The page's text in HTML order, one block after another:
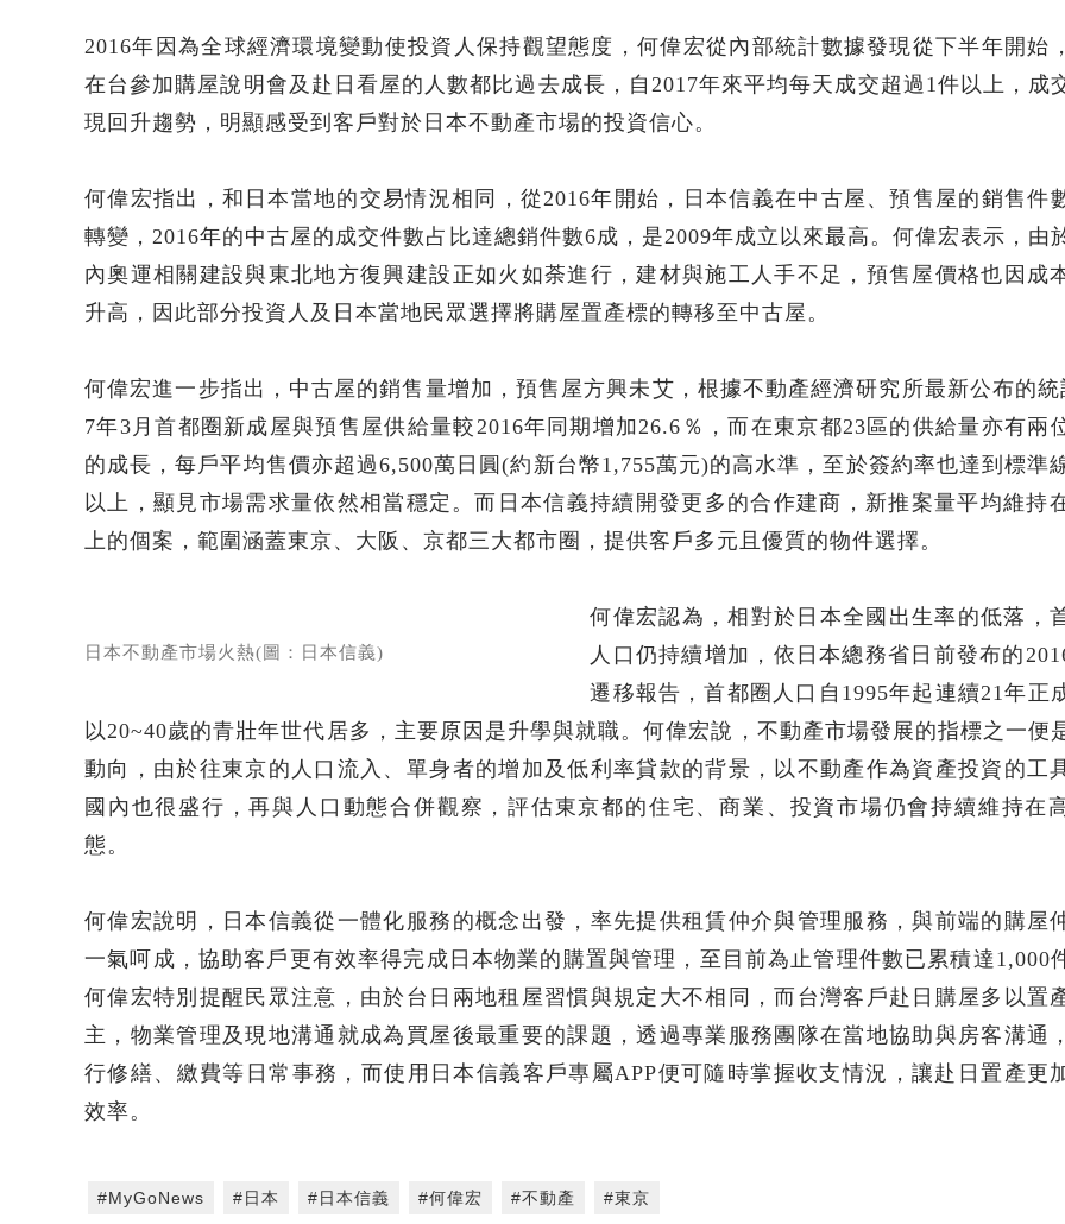
2016年因為全球經濟環境變動使投資人保持觀望態度，何偉宏從內部統計數據發現從下半年開始
在台參加購屋說明會及赴日看屋的人數都比過去成長，自2017年來平均每天成交超過1件以上，成
現回升趨勢，明顯感受到客戶對於日本不動產市場的投資信心。
何偉宏指出，和日本當地的交易情況相同，從2016年開始，日本信義在中古屋、預售屋的銷售件
轉變，2016年的中古屋的成交件數占比達總銷件數6成，是2009年成立以來最高。何偉宏表示，由
內奧運相關建設與東北地方復興建設正如火如荼進行，建材與施工人手不足，預售屋價格也因成
升高，因此部分投資人及日本當地民眾選擇將購屋置產標的轉移至中古屋。
何偉宏進一步指出，中古屋的銷售量增加，預售屋方興未艾，根據不動產經濟研究所最新公布的統
7年3月首都圈新成屋與預售屋供給量較2016年同期增加26.6％，而在東京都23區的供給量亦有兩
的成長，每戶平均售價亦超過6,500萬日圓(約新台幣1,755萬元)的高水準，至於簽約率也達到標準
以上，顯見市場需求量依然相當穩定。而日本信義持續開發更多的合作建商，新推案量平均維持
上的個案，範圍涵蓋東京、大阪、京都三大都市圈，提供客戶多元且優質的物件選擇。
日本不動產市場火熱(圖：日本信義)
何偉宏認為，相對於日本全國出生率的低落，
人口仍持續增加，依日本總務省日前發布的
遷移報告，首都圈人口自1995年起連續21年正
以20~40歲的青壯年世代居多，主要原因是升學與就職。何偉宏說，不動產市場發展的指標之一便
動向，由於往東京的人口流入、單身者的增加及低利率貸款的背景，以不動產作為資產投資的工
國內也很盛行，再與人口動態合併觀察，評估東京都的住宅、商業、投資市場仍會持續維持在
態。
何偉宏說明，日本信義從一體化服務的概念出發，率先提供租賃仲介與管理服務，與前端的購屋
一氣呵成，協助客戶更有效率得完成日本物業的購置與管理，至目前為止管理件數已累積達1,000
何偉宏特別提醒民眾注意，由於台日兩地租屋習慣與規定大不相同，而台灣客戶赴日購屋多以置
主，物業管理及現地溝通就成為買屋後最重要的課題，透過專業服務團隊在當地協助與房客溝通
行修繕、繳費等日常事務，而使用日本信義客戶專屬APP便可隨時掌握收支情況，讓赴日置產更
效率。
#MyGoNews #日本 #日本信義 #何偉宏 #不動產 #東京